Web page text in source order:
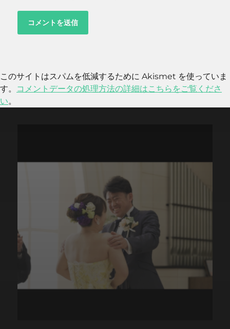
このサイトはスパムを低減するために Akismet を使っていま
す。
コメントデータの処理方法の詳細はこちらをご覧くださ
い。